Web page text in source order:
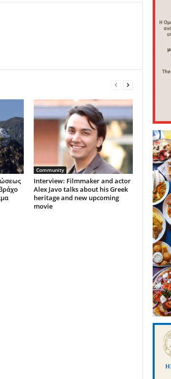
Community
Interview: Filmmaker and actor
Alex Javo talks about his Greek
heritage and new upcoming
movie